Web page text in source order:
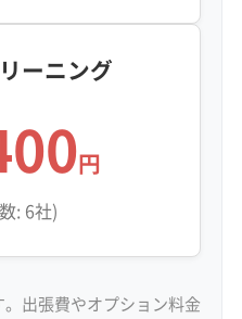
ーニング
円
: 6社)
出張費やオプション料金